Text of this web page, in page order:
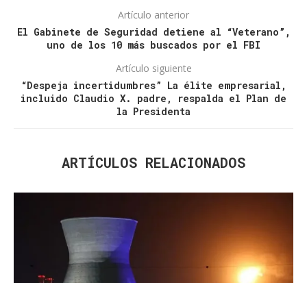
Artículo anterior
El Gabinete de Seguridad detiene al “Veterano”,
uno de los 10 más buscados por el FBI
Artículo siguiente
“Despeja incertidumbres” La élite empresarial,
incluido Claudio X. padre, respalda el Plan de
la Presidenta
ARTÍCULOS RELACIONADOS